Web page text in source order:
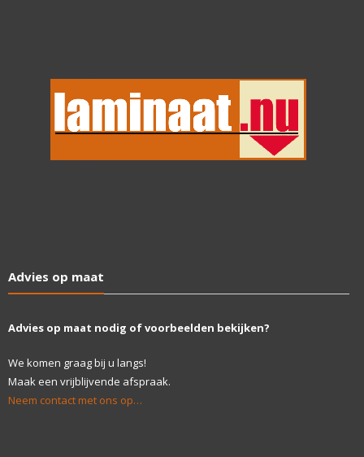
Advies op maat
Advies op maat nodig of voorbeelden bekijken?
We komen graag bij u langs!
Maak een vrijblijvende afspraak.
Neem contact met ons op…